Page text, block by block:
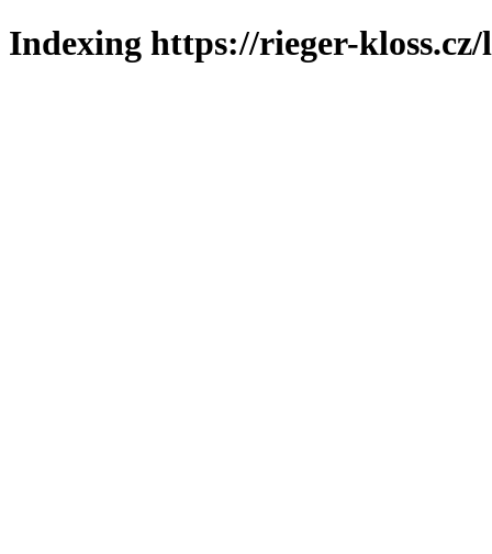
Indexing https://rieger-